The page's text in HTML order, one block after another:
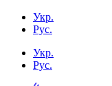
Укр.
Рус.
Укр.
Рус.